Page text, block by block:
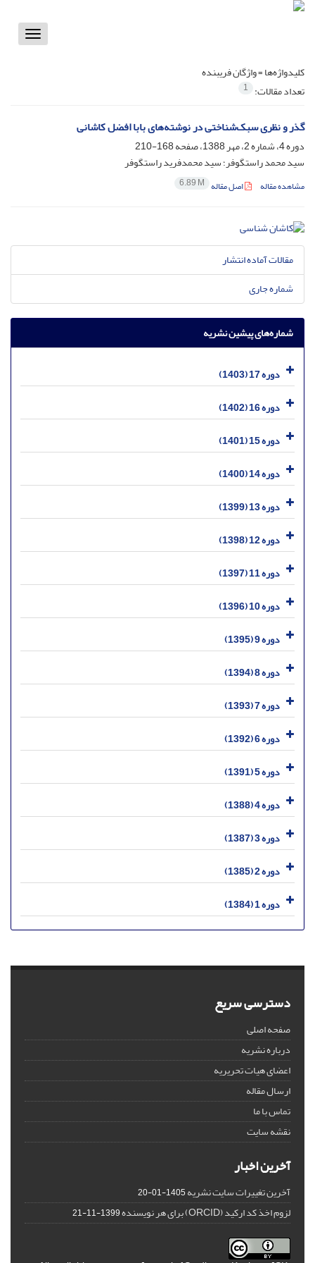
Toggle
کلیدواژه‌ها =واژگان فریبنده
تعداد مقالات: 1
گذر و نظری سبک‌شناختی در نوشته‌های بابا افضل کاشانی
دوره 4، شماره 2، مهر 1388، صفحه
168-210
سید محمد راستگوفر؛ سید محمدفرید راستگوفر
مشاهده مقاله اصل مقاله 6.89 M
مقالات آماده انتشار
شماره جاری
شماره‌های پیشین نشریه
دوره 17 (1403)
دوره 16 (1402)
دوره 15 (1401)
دوره 14 (1400)
دوره 13 (1399)
دوره 12 (1398)
دوره 11 (1397)
دوره 10 (1396)
دوره 9 (1395)
دوره 8 (1394)
دوره 7 (1393)
دوره 6 (1392)
دوره 5 (1391)
دوره 4 (1388)
دوره 3 (1387)
دوره 2 (1385)
دوره 1 (1384)
دسترسی سریع
صفحه اصلی
درباره نشریه
اعضای هیات تحریریه
ارسال مقاله
تماس با ما
نقشه سایت
آخرین اخبار
آخرین تغییرات سایت نشریه1405-01-20
لزوم اخذ کد ارکید (ORCID) برای هر نویسنده 1399-11-21